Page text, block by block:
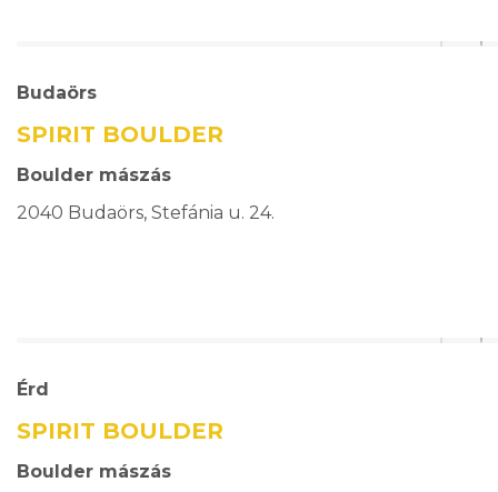
Budaörs
SPIRIT BOULDER
Boulder mászás
2040 Budaörs, Stefánia u. 24.
Érd
SPIRIT BOULDER
Boulder mászás